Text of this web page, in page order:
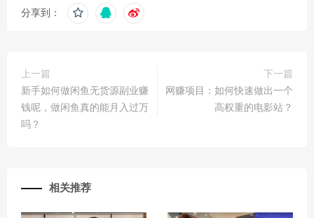
分享到：
上一篇
新手如何做闲鱼无货源副业赚
钱呢，做闲鱼真的能月入过万
吗？
下一篇
网赚项目：如何快速做出一个
高权重的电影站？
相关推荐